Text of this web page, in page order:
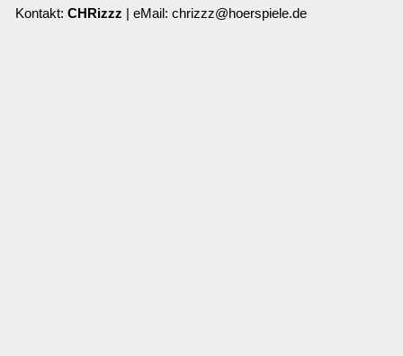
Kontakt: CHRizzz | eMail: chrizzz@hoerspiele.de